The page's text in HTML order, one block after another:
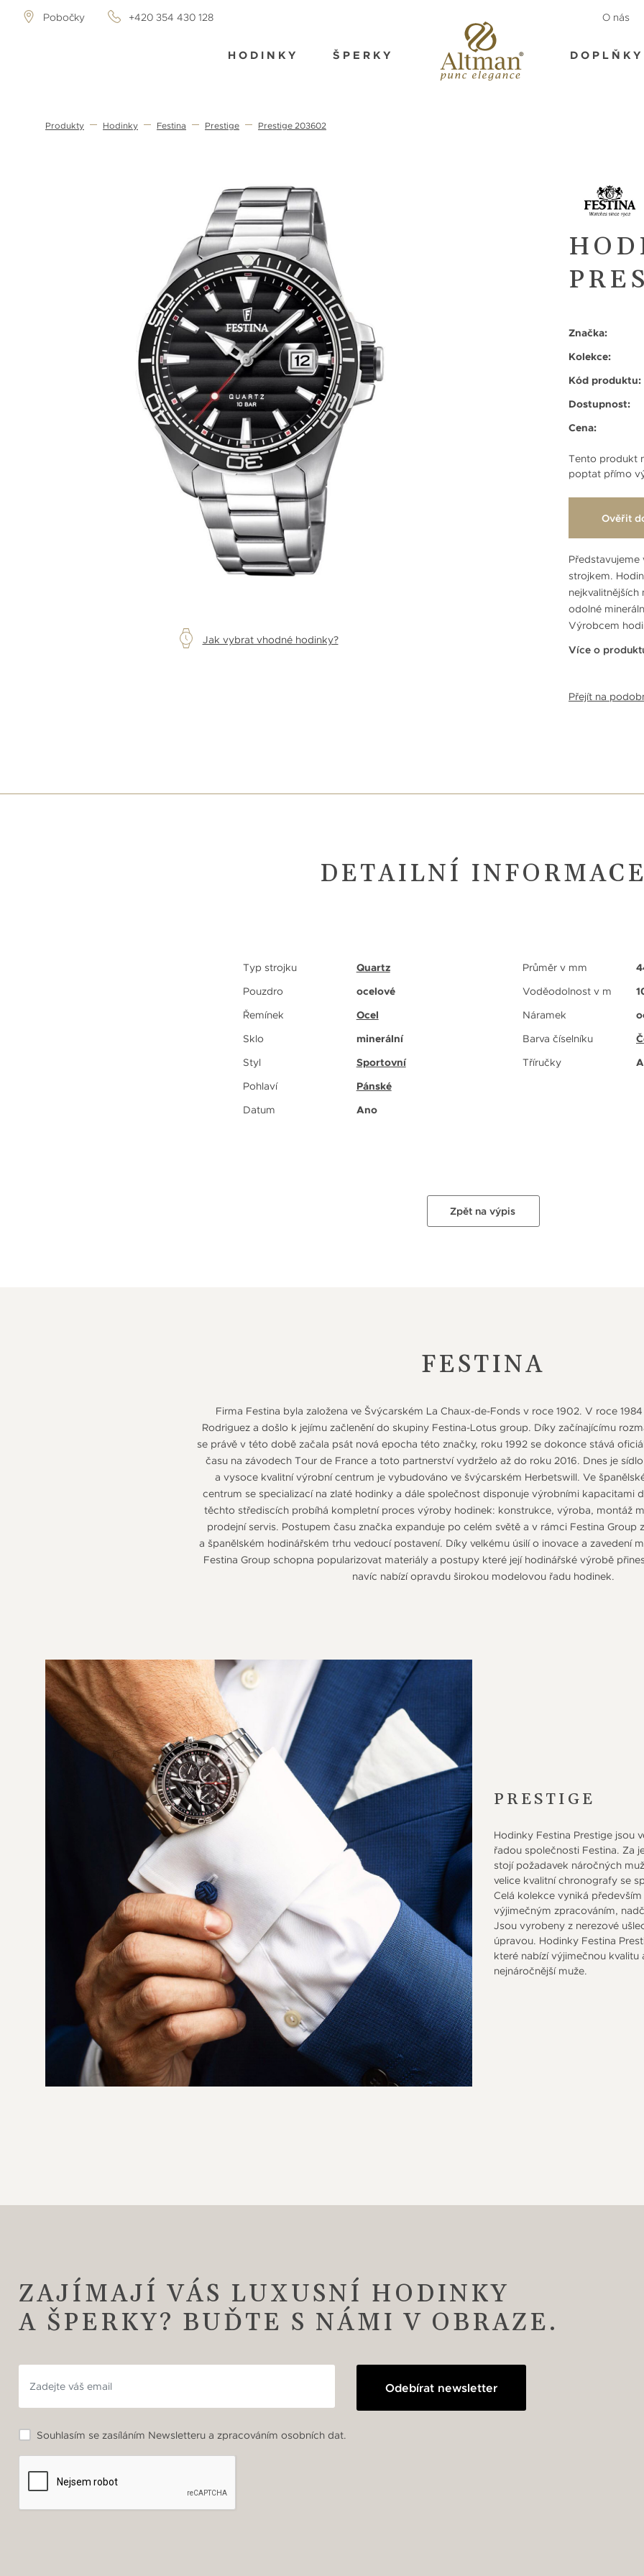
Pobočky +420 354 430 128 O nás
HODINKY ŠPERKY DOPLŇKY
Produkty Hodinky Festina Prestige Prestige 203602
Jak vybrat vhodné hodinky?
Značka:
Kolekce:
Kód produktu:
Dostupnost:
Cena:
Tento produkt
poptat přímo
Ověřit
Představujeme
strojkem.
odolné
Výrobcem
Více o
Přejít na
DETAILNÍ INFORMACE
Typ strojku
Quartz
Pouzdro
ocelové
Řemínek
Ocel
Sklo
minerální
Styl
Sportovní
Pohlaví
Pánské
Datum
Ano
Průměr v mm
Voděodolnost v m
Náramek
Barva číselníku
Tříručky
Zpět na výpis
FESTINA
Firma Festina byla založena ve Švýcarském La Chaux-de-Fonds v roce 1902. V roce
Rodriguez a došlo k jejímu začlenění do skupiny Festina-Lotus group. Díky začínajícímu
se právě v této době začala psát nová epocha této značky, roku 1992 se dokonce stává
času na závodech Tour de France a toto partnerství vydrželo až do roku 2016. Dnes je
a vysoce kvalitní výrobní centrum je vybudováno ve švýcarském Herbetswill. Ve
centrum se specializací na zlaté hodinky a dále společnost disponuje výrobními kapacitami
těchto střediscích probíhá kompletní proces výroby hodinek: konstrukce, výroba, montáž
prodejní servis. Postupem času značka expanduje po celém světě a v rámci Festina Group
a španělském hodinářském trhu vedoucí postavení. Díky velkému úsilí o inovace a zavedení
Festina Group schopna popularizovat materiály a postupy které její hodinářské výrobě
navíc nabízí opravdu širokou modelovou řadu hodinek.
PRESTIGE
Hodinky Festina Prestige jsou
řadou společnosti Festina. Za
stojí požadavek náročných
velice kvalitní chronografy se
Celá kolekce vyniká
výjimečným zpracováním,
Jsou vyrobeny z nerezové
úpravou. Hodinky Festina
které nabízí výjimečnou kvalitu
nejnáročnější muže.
ZAJÍMAJÍ VÁS LUXUSNÍ HODINKY
A ŠPERKY? BUĎTE S NÁMI V OBRAZE.
Odebírat newsletter
Souhlasím se zasíláním Newsletteru a zpracováním osobních dat.